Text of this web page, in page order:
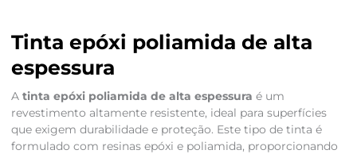
Tinta epóxi poliamida de alta
espessura
A tinta epóxi poliamida de alta espessura é um
revestimento altamente resistente, ideal para superfícies
que exigem durabilidade e proteção. Este tipo de tinta é
formulado com resinas epóxi e poliamida, proporcionando